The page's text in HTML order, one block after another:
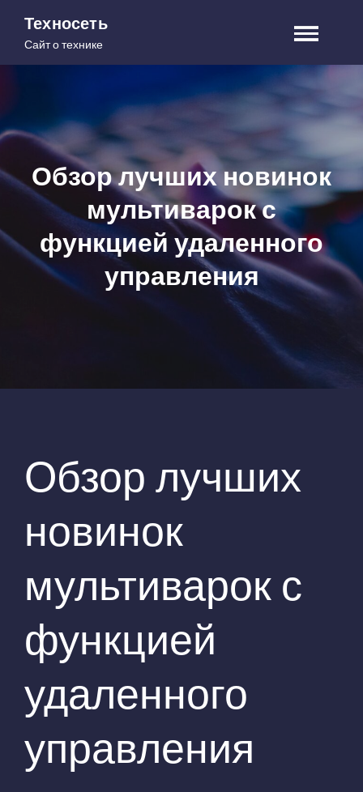
Техносеть
Сайт о технике
Обзор лучших новинок
мультиварок с
функцией удаленного
управления
Обзор лучших
новинок
мультиварок с
функцией
удаленного
управления